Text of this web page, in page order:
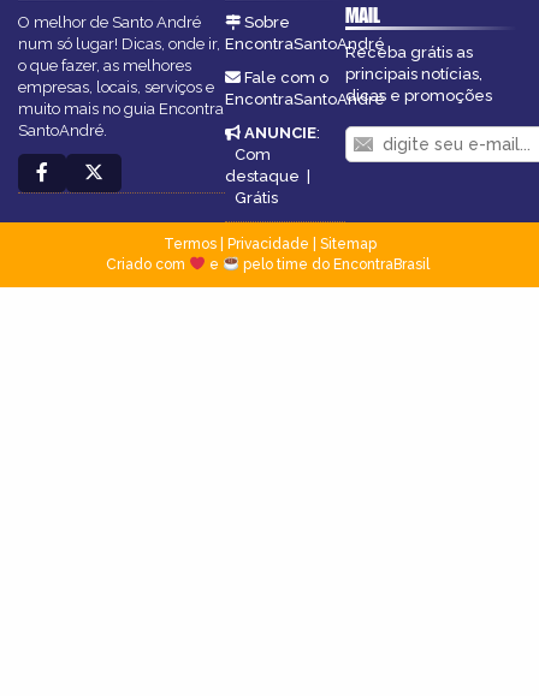
O melhor de Santo André
num só lugar! Dicas, onde ir,
o que fazer, as melhores
empresas, locais, serviços e
muito mais no guia Encontra
SantoAndré.
Sobre
EncontraSantoAndré
Fale com o
EncontraSantoAndré
ANUNCIE:
Com
destaque |
Grátis
MAIL
Receba grátis as
principais notícias,
dicas e promoções
Termos| Privacidade
Sitemap
Criado com
e pelo time do EncontraBrasil